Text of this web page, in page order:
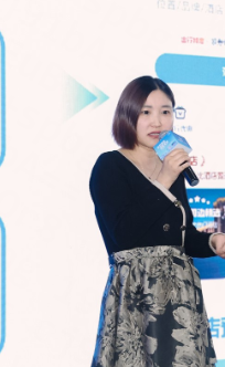
酒店展E7馆，一场
中展示引发了行业广
店联…